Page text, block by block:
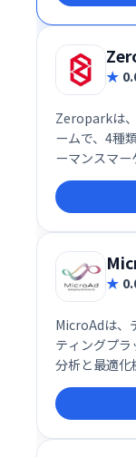
Zeroparkは
ームで、4種
ーマンスマ
す。詳細な
ROIを実現し
ポートします
MicroAdは、
ティングプ
分析と最適化
ィング戦略
ータ活用で、